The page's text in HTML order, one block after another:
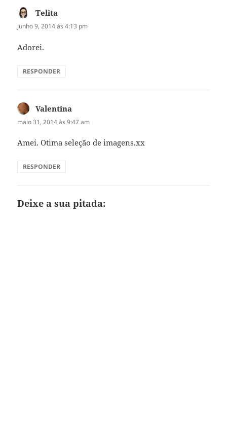
Telita
junho 9, 2014 às 4:13 pm
Adorei.
RESPONDER
Valentina
maio 31, 2014 às 9:47 am
Amei. Otima seleção de imagens.xx
RESPONDER
Deixe a sua pitada: